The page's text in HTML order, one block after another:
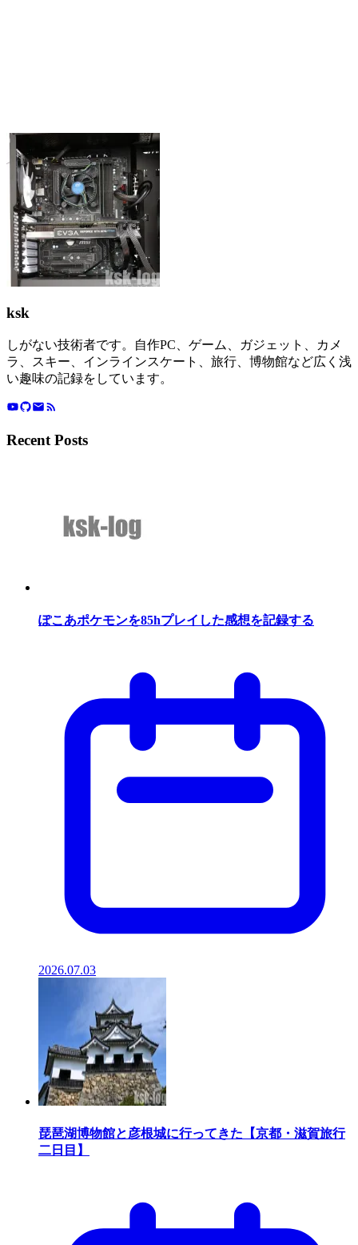
ksk
しがない技術者です。自作PC、ゲーム、ガジェット、カメ
ラ、スキー、インラインスケート、旅行、博物館など広く浅
い趣味の記録をしています。
Recent Posts
ぽこあポケモンを85hプレイした感想を記録する
2026.07.03
琵琶湖博物館と彦根城に行ってきた【京都・滋賀旅行
二日目】